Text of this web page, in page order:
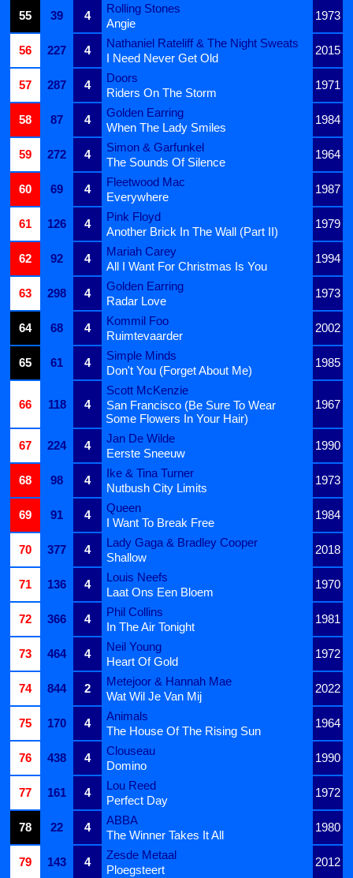
55 39 4
Rolling Stones
1973
Angie
56
227 4
Nathaniel Rateliff & The Night Sweats
2015
I Need Never Get Old
57
287 4
Doors
1971
Riders On The Storm
58
87 4
Golden Earring
1984
When The Lady Smiles
59
272 4
Simon & Garfunkel
1964
The Sounds Of Silence
60
69 4
Fleetwood Mac
1987
Everywhere
61
126 4
Pink Floyd
1979
Another Brick In The Wall (Part II)
62
92 4
Mariah Carey
1994
All I Want For Christmas Is You
63
298 4
Golden Earring
1973
Radar Love
64
68 4
Kommil Foo
2002
Ruimtevaarder
65
61 4
Simple Minds
1985
Don't You (Forget About Me)
66 118 4
Scott McKenzie
1967
San Francisco (Be Sure To Wear
Some Flowers In Your Hair)
67
224 4
Jan De Wilde
1990
Eerste Sneeuw
68
98 4
Ike & Tina Turner
1973
Nutbush City Limits
69
91 4
Queen
1984
I Want To Break Free
70
377 4
Lady Gaga & Bradley Cooper
2018
Shallow
71
136 4
Louis Neefs
1970
Laat Ons Een Bloem
72
366 4
Phil Collins
1981
In The Air Tonight
73
464 4
Neil Young
1972
Heart Of Gold
74
844 2
Metejoor & Hannah Mae
2022
Wat Wil Je Van Mij
75
170 4
Animals
1964
The House Of The Rising Sun
76
438 4
Clouseau
1990
Domino
77
161 4
Lou Reed
1972
Perfect Day
78
22 4
ABBA
1980
The Winner Takes It All
79
143 4
Zesde Metaal
2012
Ploegsteert